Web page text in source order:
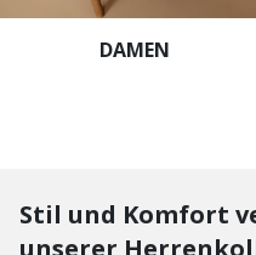
DAMEN
Stil und Komfort